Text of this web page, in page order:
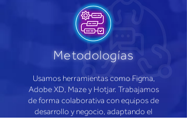
Usamos herramientas como Figma,
Adobe XD, Maze y Hotjar. Trabajamos
de forma colaborativa con equipos de
desarrollo y negocio, adaptando el
Metodologías